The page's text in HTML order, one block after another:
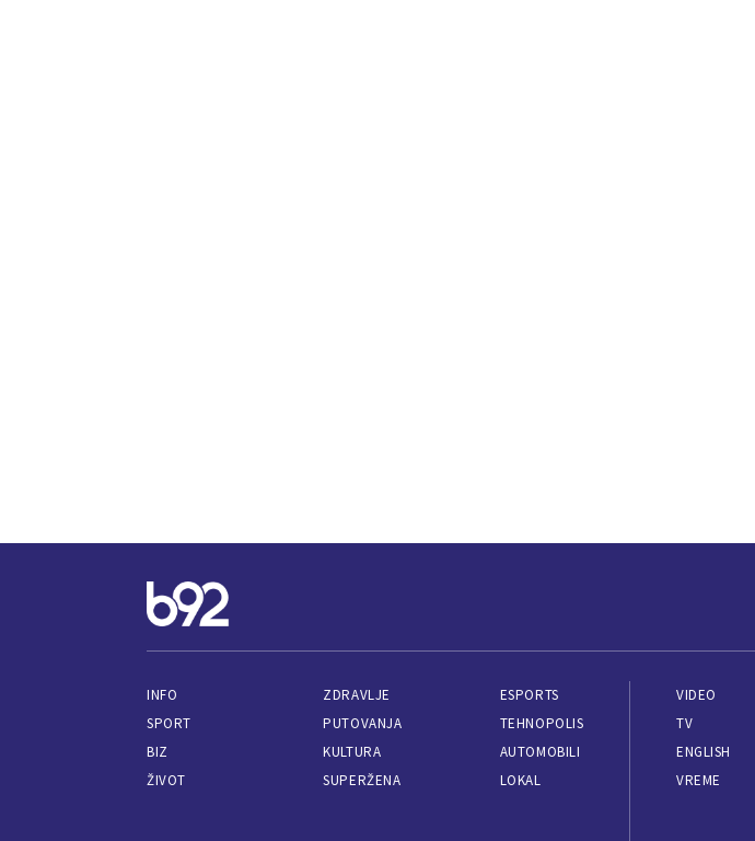
INFO
SPORT
BIZ
ŽIVOT
ZDRAVLJE
PUTOVANJA
KULTURA
SUPERŽENA
ESPORTS
TEHNOPOLIS
AUTOMOBILI
LOKAL
VIDEO
TV
ENGLISH
VREME